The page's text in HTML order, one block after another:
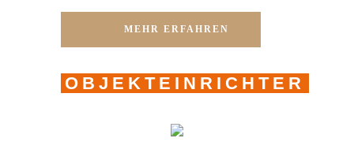
MEHR ERFAHREN
OBJEKTEINRICHTER